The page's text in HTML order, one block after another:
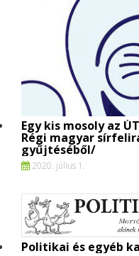
Egy kis mosoly az
Régi magyar
gyűjtéséből/
2020. július 1.
Politikai és egyéb